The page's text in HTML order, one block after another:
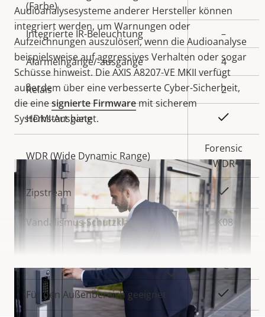
Audioanalysesysteme anderer Hersteller können
integriert werden, um Warnungen oder
Aufzeichnungen auszulösen, wenn die Audioanalyse
beispielsweise auf aggressives Verhalten oder sogar
Schüsse hinweist. Die AXIS A8207-VE MKII verfügt
außerdem über eine verbesserte Cyber-Sicherheit,
die einesignierte Firmwaremit sicherem
Systemstart bietet.
MEHR ANZEIGEN
(Farbe)
Integrierte IR-Beleuchtung –
Alarmeingänge/-ausgänge 4
Relais 2
HDMI-Ausgang
WDR (Wide Dynamic Range)
Forensic
WDR
Zipstream Ja
Vandalismus-Schutzklasse IK08
-40 to 55
°C
Für den Außenbereich geeignet Ja